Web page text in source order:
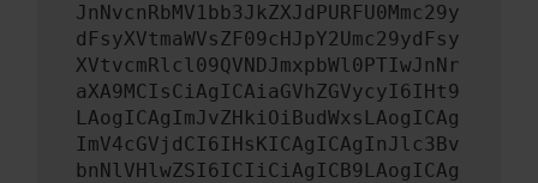
JnNvcnRbMV1bb3JkZXJdPURFU0Mmc29y
dFsyXVtmaWVsZF09cHJpY2Umc29ydFsy
XVtvcmRlcl09QVNDJmxpbWl0PTIwJnNr
aXA9MCIsCiAgICAiaGVhZGVycyI6IHt9
LAogICAgImJvZHkiOiBudWxsLAogICAg
ImV4cGVjdCI6IHsKICAgICAgInJlc3Bv
bnNlVHlwZSI6ICIiCiAgICB9LAogICAg